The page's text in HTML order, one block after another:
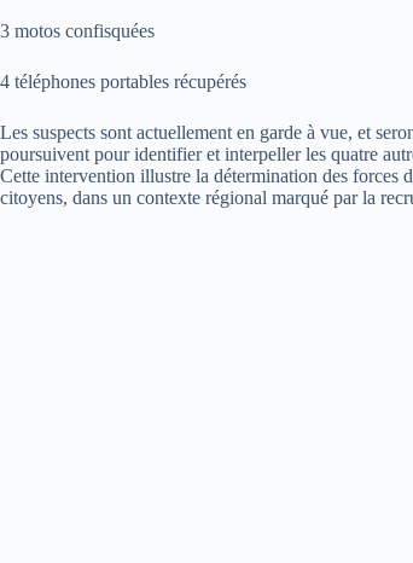
3 motos confisquées
4 téléphones portables récupérés
Les suspects sont actuellement en garde à vue, et
poursuivent pour identifier et interpeller les quatre
Cette intervention illustre la détermination des forces
citoyens, dans un contexte régional marqué par la